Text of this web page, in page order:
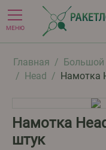
МЕНЮ
Главная / Большой
/ Head / Намотка
Намотка
штук